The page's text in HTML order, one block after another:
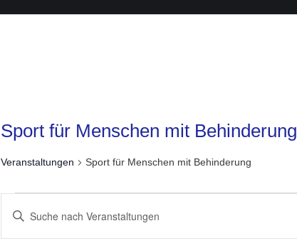
Sport für Menschen mit Behinderung
Veranstaltungen Sport für Menschen mit Behinderung
für
Mai
Suche
Ansichten,
Bitte
Schlüsselwort
eingeben.